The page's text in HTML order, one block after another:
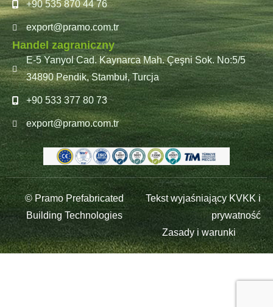
+90 535 870 44 76
export@pramo.com.tr
Handel zagraniczny
E-5 Yanyol Cad. Kaynarca Mah. Çeşni Sok. No:5/5
34890 Pendik, Stambuł, Turcja
+90 533 377 80 73
export@pramo.com.tr
© Pramo Prefabricated
Building Technologies
Tekst wyjaśniający KVKK i
prywatność
Zasady i warunki